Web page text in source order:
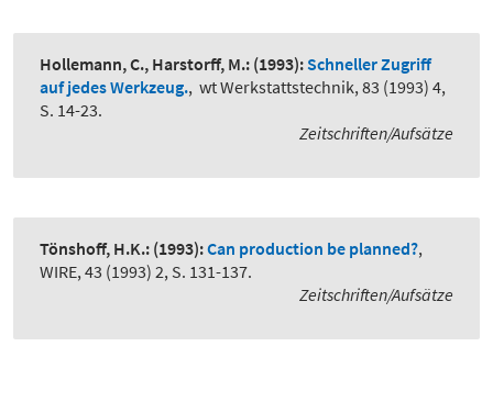
Hollemann, C., Harstorff, M.: (1993):Schneller Zugriff
auf jedes Werkzeug., wt Werkstattstechnik, 83 (1993) 4,
S. 14-23.
Zeitschriften/Aufsätze
Tönshoff, H.K.: (1993):Can production be planned?,
WIRE, 43 (1993) 2, S. 131-137.
Zeitschriften/Aufsätze